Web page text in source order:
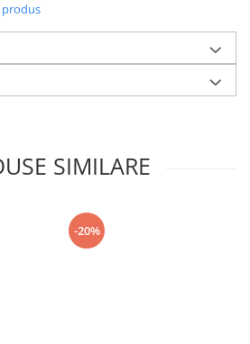
SIMILARE
-20%